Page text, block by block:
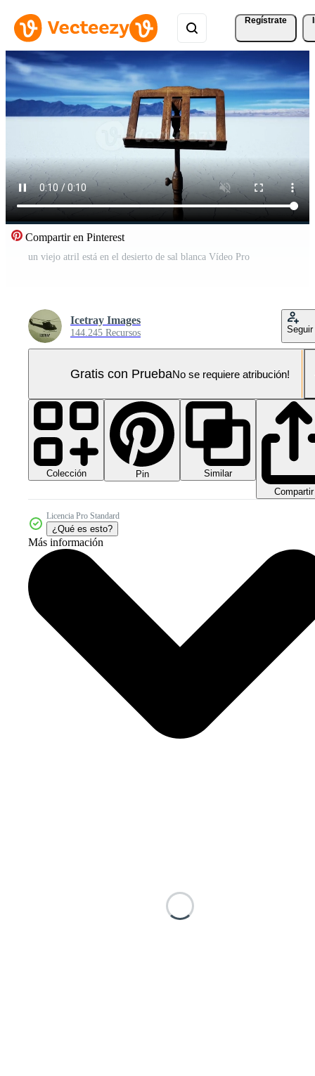
Regístrate
Compartir en Pinterest
un viejo atril está en el desierto de sal blanca Vídeo Pro
Icetray Images
144.245 Recursos Seguir
Gratis con PruebaNo se requiere atribución!
Colección Pin
Similar
Compartir
Licencia Pro Standard
¿Qué es esto?
Más información